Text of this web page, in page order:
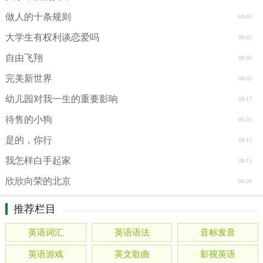
08-05
做人的十条规则
08-05
大学生有权利谈恋爱吗
08-05
自由飞翔
08-05
完美新世界
08-17
幼儿园对我一生的重要影响
05-23
待售的小狗
08-15
是的，你行
08-15
我怎样白手起家
08-26
欣欣向荣的北京
推荐栏目
英语词汇 英语语法 音标发音
英语游戏 英文歌曲 影视英语